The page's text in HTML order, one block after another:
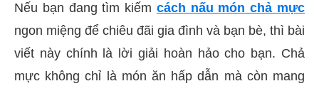
Nếu bạn đang tìm kiếm cách nấu món chả mực
ngon miệng để chiêu đãi gia đình và bạn bè, thì bài
viết này chính là lời giải hoàn hảo cho bạn. Chả
mực không chỉ là món ăn hấp dẫn mà còn mang